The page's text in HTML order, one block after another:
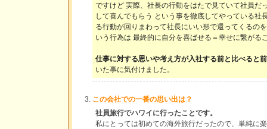
ですけど 実際、社長の行動をはたで見ていて社員だ
して喜んでもらう という事を徹底してやっている社
る行動が回りまわって社長にいい形で還ってくるの
いう行為は 最終的に自分を喜ばせる＝幸せに繋がる
仕事に対する思いや考え方が入社する前と比べると
いた事に気付けました。
この会社での一番の思い出は？
社員旅行でハワイに行ったことです。
私にとっては初めての海外旅行だったので、単純に